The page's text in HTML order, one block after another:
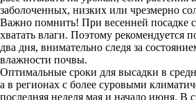
заболоченных, низких или чрезмерно
Важно помнить! При весенней посадке
хватать влаги. Поэтому рекомендуется
два дня, внимательно следя за
влажности почвы.
Оптимальные сроки для высадки в
а в регионах с более суровыми
последняя неделя мая и начало июня. В